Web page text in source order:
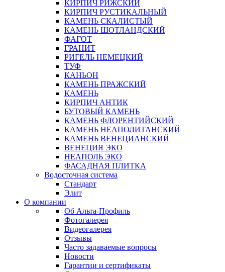
КИРПИЧ РИЖСКИЙ
КИРПИЧ РУСТИКАЛЬНЫЙ
КАМЕНЬ СКАЛИСТЫЙ
КАМЕНЬ ШОТЛАНДСКИЙ
ФАГОТ
ГРАНИТ
РИГЕЛЬ НЕМЕЦКИЙ
ТУФ
КАНЬОН
КАМЕНЬ ПРАЖСКИЙ
КАМЕНЬ
КИРПИЧ АНТИК
БУТОВЫЙ КАМЕНЬ
КАМЕНЬ ФЛОРЕНТИЙСКИЙ
КАМЕНЬ НЕАПОЛИТАНСКИЙ
КАМЕНЬ ВЕНЕЦИАНСКИЙ
ВЕНЕЦИЯ ЭКО
НЕАПОЛЬ ЭКО
ФАСАДНАЯ ПЛИТКА
Водосточная система
Стандарт
Элит
О компании
Об Альта-Профиль
Фотогалерея
Видеогалерея
Отзывы
Часто задаваемые вопросы
Новости
Гарантии и сертификаты